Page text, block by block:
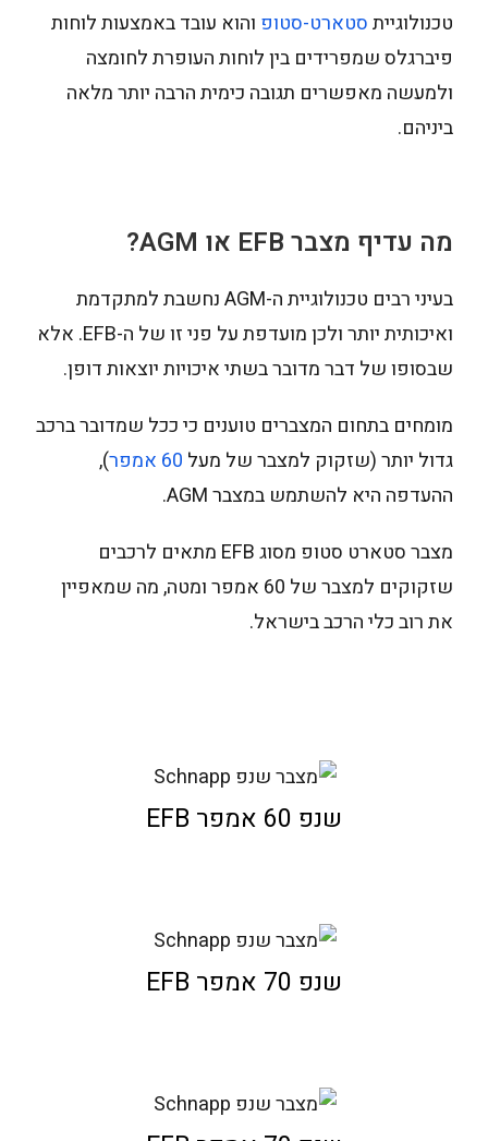
טכנולוגייתסטארט-סטופ והוא עובד באמצעות לוחות
פיברגלס שמפרידים בין לוחות העופרת לחומצה
ולמעשה מאפשרים תגובה כימית הרבה יותר מלאה
ביניהם.
מה עדיף מצבר EFB או AGM?
בעיני רבים טכנולוגיית ה-AGM נחשבת למתקדמת
ואיכותית יותר ולכן מועדפת על פני זו של ה-EFB. אלא
שבסופו של דבר מדובר בשתי איכויות יוצאות דופן.
מומחים בתחום המצברים טוענים כי ככל שמדובר ברכב
גדול יותר (שזקוק למצבר של מעל 60 אמפר
),
ההעדפה היא להשתמש במצבר AGM.
מצבר סטארט סטופ מסוג EFB מתאים לרכבים
שזקוקים למצבר של 60 אמפר ומטה, מה שמאפיין
את רוב כלי הרכב בישראל.
שנפ 60 אמפר EFB
שנפ 70 אמפר EFB